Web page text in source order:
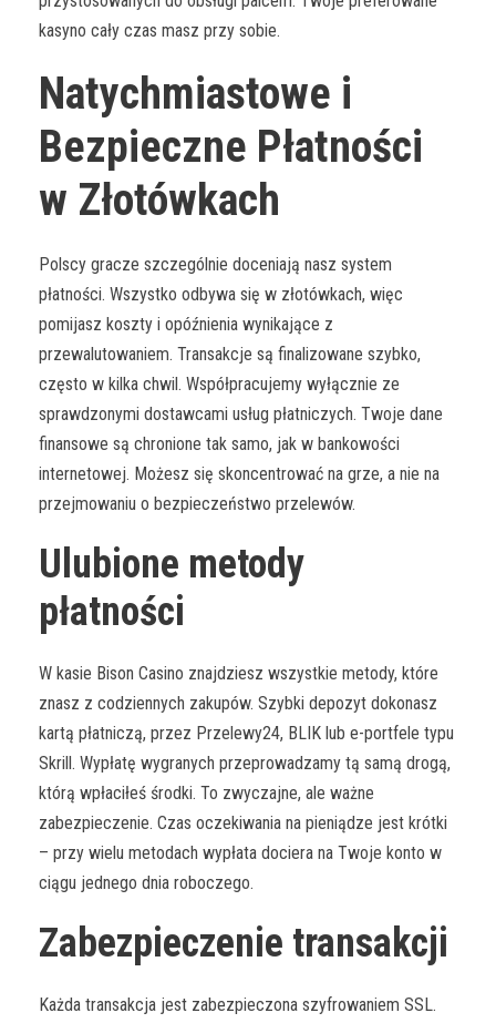
kasyno cały czas masz przy sobie.
Natychmiastowe i
Bezpieczne Płatności
w Złotówkach
Polscy gracze szczególnie doceniają nasz system
płatności. Wszystko odbywa się w złotówkach, więc
pomijasz koszty i opóźnienia wynikające z
przewalutowaniem. Transakcje są finalizowane szybko,
często w kilka chwil. Współpracujemy wyłącznie ze
sprawdzonymi dostawcami usług płatniczych. Twoje dane
finansowe są chronione tak samo, jak w bankowości
internetowej. Możesz się skoncentrować na grze, a nie na
przejmowaniu o bezpieczeństwo przelewów.
Ulubione metody
płatności
W kasie Bison Casino znajdziesz wszystkie metody, które
znasz z codziennych zakupów. Szybki depozyt dokonasz
kartą płatniczą, przez Przelewy24, BLIK lub e-portfele typu
Skrill. Wypłatę wygranych przeprowadzamy tą samą drogą,
którą wpłaciłeś środki. To zwyczajne, ale ważne
zabezpieczenie. Czas oczekiwania na pieniądze jest krótki
– przy wielu metodach wypłata dociera na Twoje konto w
ciągu jednego dnia roboczego.
Zabezpieczenie transakcji
Każda transakcja jest zabezpieczona szyfrowaniem SSL.